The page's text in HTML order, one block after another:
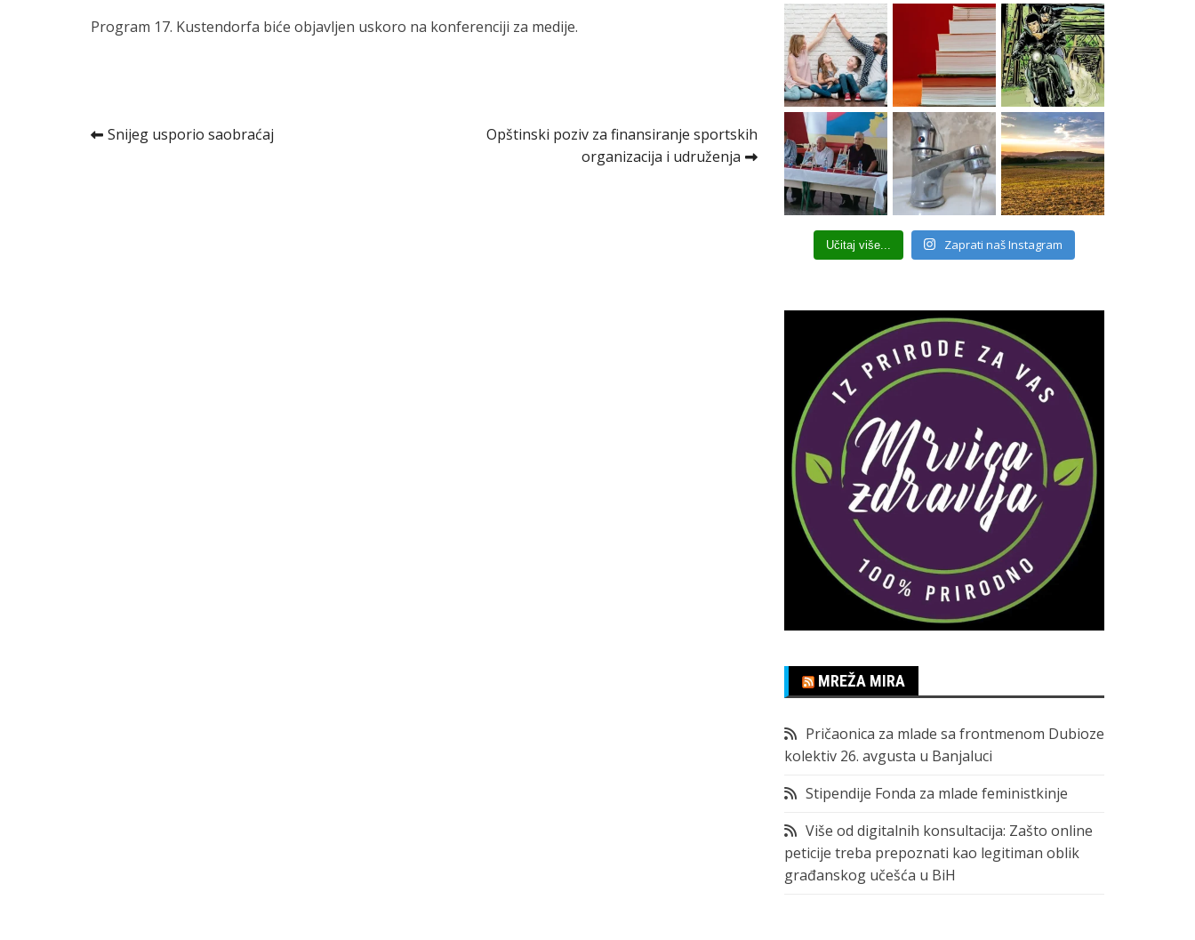
Program 17. Kustendorfa biće objavljen uskoro na konferenciji za medije.
Kretanje
Snijeg usporio saobraćaj
Opštinski poziv za finansiranje sportskih
organizacija i udruženja
Učitaj više... Zaprati naš Instagram
MREŽA MIRA
Pričaonica za mlade sa frontmenom Dubioze
kolektiv 26. avgusta u Banjaluci
Stipendije Fonda za mlade feministkinje
Više od digitalnih konsultacija: Zašto online
peticije treba prepoznati kao legitiman oblik
građanskog učešća u BiH